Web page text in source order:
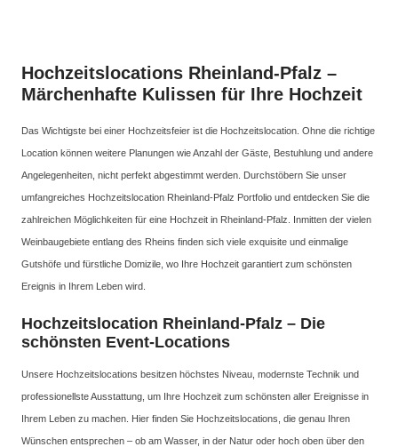
Hochzeitslocations Rheinland-Pfalz –
Märchenhafte Kulissen für Ihre Hochzeit
Das Wichtigste bei einer Hochzeitsfeier ist die Hochzeitslocation. Ohne die richtige
Location können weitere Planungen wie Anzahl der Gäste, Bestuhlung und andere
Angelegenheiten, nicht perfekt abgestimmt werden. Durchstöbern Sie unser
umfangreiches Hochzeitslocation Rheinland-Pfalz Portfolio und entdecken Sie die
zahlreichen Möglichkeiten für eine Hochzeit in Rheinland-Pfalz. Inmitten der vielen
Weinbaugebiete entlang des Rheins finden sich viele exquisite und einmalige
Gutshöfe und fürstliche Domizile, wo Ihre Hochzeit garantiert zum schönsten
Ereignis in Ihrem Leben wird.
Hochzeitslocation Rheinland-Pfalz – Die
schönsten Event-Locations
Unsere Hochzeitslocations besitzen höchstes Niveau, modernste Technik und
professionellste Ausstattung, um Ihre Hochzeit zum schönsten aller Ereignisse in
Ihrem Leben zu machen. Hier finden Sie Hochzeitslocations, die genau Ihren
Wünschen entsprechen – ob am Wasser, in der Natur oder hoch oben über den